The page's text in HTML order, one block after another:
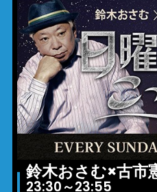
鈴木おさむ×古市
23:30～23:55